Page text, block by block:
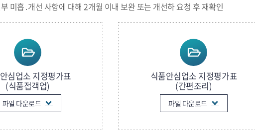
미흡․개선 사항에 대해 2개월 이내 보완 또는 개선하 요청 후 재확인
심업소 지정평가표
(식품접객업)
파일 다운로드
식품안심업소 지정평가표
(간편조리)
파일 다운로드